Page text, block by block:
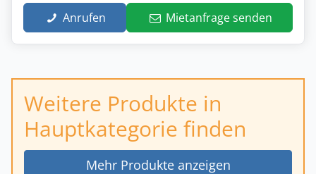
Anrufen Mietanfrage senden
Weitere Produkte in
Hauptkategorie finden
Mehr Produkte anzeigen